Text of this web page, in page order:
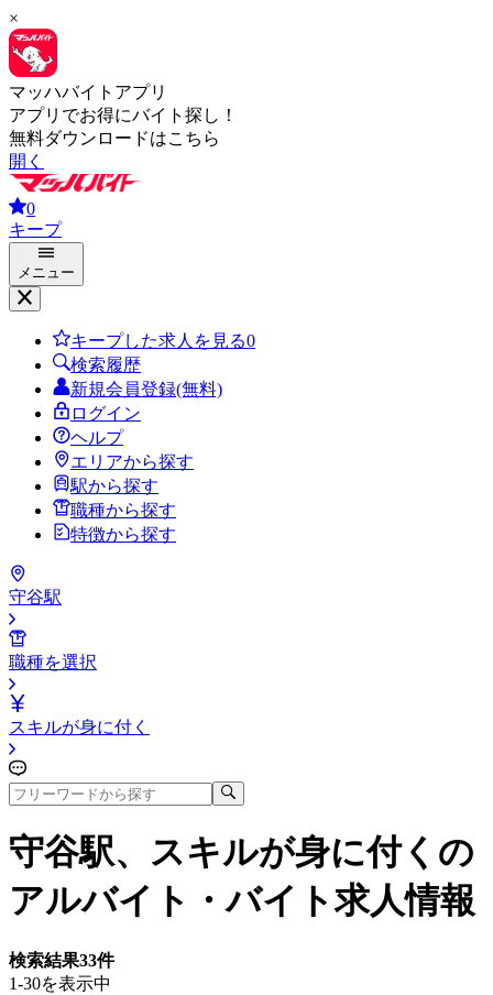
×
マッハバイトアプリ
アプリでお得にバイト探し！
無料ダウンロードはこちら
開く
0
キープ
メニュー
キープした求人を見る0
検索履歴
新規会員登録(無料)
ログイン
ヘルプ
エリアから探す
駅から探す
職種から探す
特徴から探す
守谷駅
職種を選択
スキルが身に付く
守谷駅、スキルが身に付く の
アルバイト・バイト求人情報
検索結果33件
1-30を表示中